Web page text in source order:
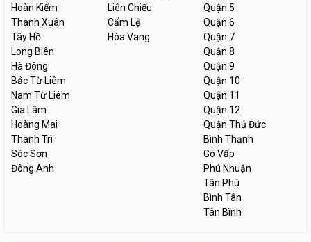
Hoàn Kiếm
Thanh Xuân
Tây Hồ
Long Biên
Hà Đông
Bắc Từ Liêm
Nam Từ Liêm
Gia Lâm
Hoàng Mai
Thanh Trì
Sóc Sơn
Đông Anh
Liên Chiểu
Cẩm Lệ
Hòa Vang
Quận 5
Quận 6
Quận 7
Quận 8
Quận 9
Quận 10
Quận 11
Quận 12
Quận Thủ Đức
Bình Thạnh
Gò Vấp
Phú Nhuận
Tân Phú
Bình Tân
Tân Bình